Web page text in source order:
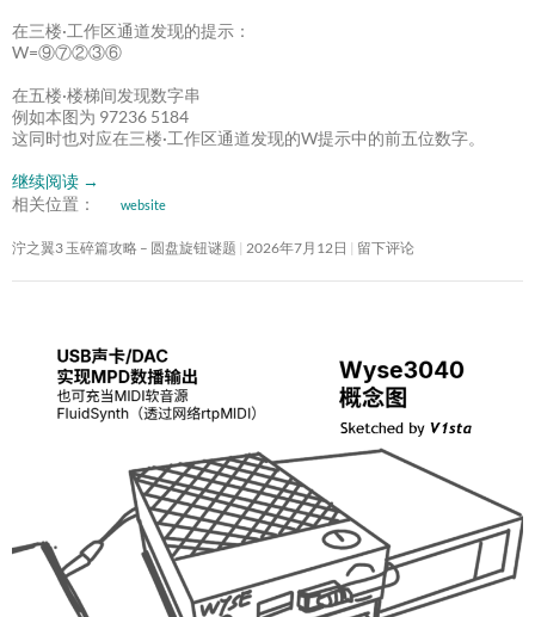
在三楼·工作区通道发现的提示：
W=⑨⑦②③⑥
在五楼·楼梯间发现数字串
例如本图为 97236 5184
这同时也对应在三楼·工作区通道发现的W提示中的前五位数字。
继续阅读 →
相关位置：
website
泞之翼3 玉碎篇攻略 – 圆盘旋钮谜题 2026年7月12日 留下评论